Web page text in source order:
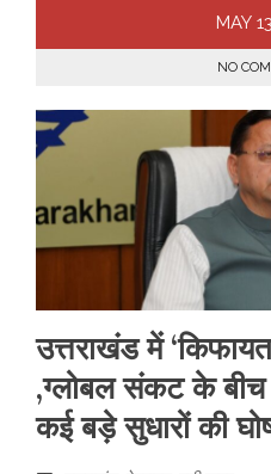
MAY 13
NO
उत्तराखंड में
,ग्लोबल संकट के बीच
कई बड़े सुधारों की